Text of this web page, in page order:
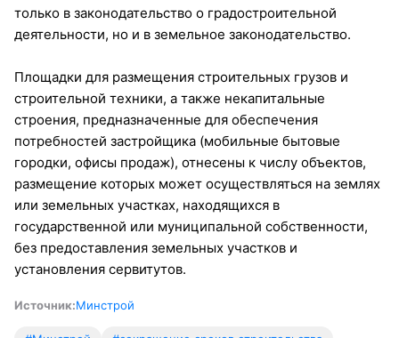
только в законодательство о градостроительной
деятельности, но и в земельное законодательство.
Площадки для размещения строительных грузов и
строительной техники, а также некапитальные
строения, предназначенные для обеспечения
потребностей застройщика (мобильные бытовые
городки, офисы продаж), отнесены к числу объектов,
размещение которых может осуществляться на землях
или земельных участках, находящихся в
государственной или муниципальной собственности,
без предоставления земельных участков и
установления сервитутов.
Источник:Минстрой